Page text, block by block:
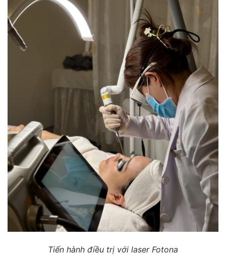
Tiến hành điều trị với laser Fotona